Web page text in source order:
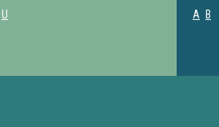
U A B